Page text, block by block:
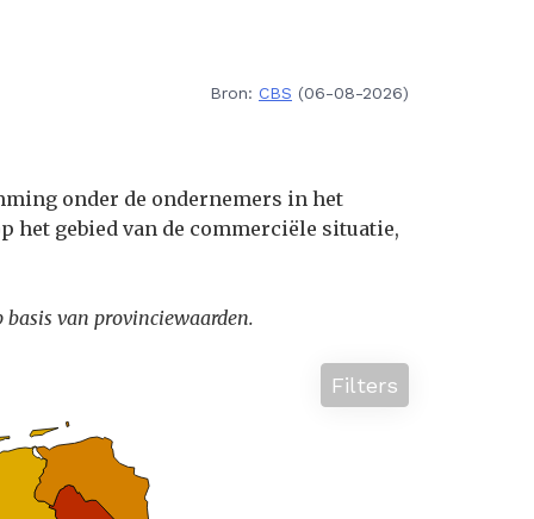
Bron: CBS (06-08-2026)
onder de ondernemers in het
het gebied van de commerciële situatie,
van provinciewaarden.
Filters